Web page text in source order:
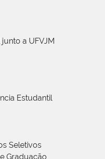
a UFVJM
Estudantil
Seletivos
Graduação